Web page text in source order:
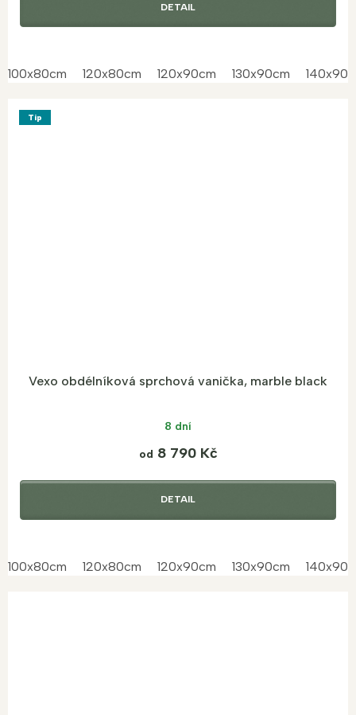
DETAIL
100x80cm 120x80cm 120x90cm 130x90cm
Tip
Vexo obdélníková sprchová vanička, marble black
8 dní
od 8 790 Kč
DETAIL
100x80cm 120x80cm 120x90cm 130x90cm